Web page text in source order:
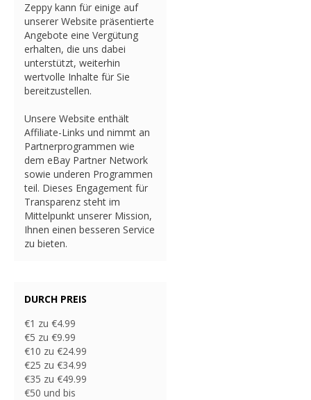
Zeppy kann für einige auf
unserer Website präsentierte
Angebote eine Vergütung
erhalten, die uns dabei
unterstützt, weiterhin
wertvolle Inhalte für Sie
bereitzustellen.
Unsere Website enthält
Affiliate-Links und nimmt an
Partnerprogrammen wie
dem eBay Partner Network
sowie underen Programmen
teil. Dieses Engagement für
Transparenz steht im
Mittelpunkt unserer Mission,
Ihnen einen besseren Service
zu bieten.
DURCH PREIS
€1 zu €4.99
€5 zu €9.99
€10 zu €24.99
€25 zu €34.99
€35 zu €49.99
€50 und bis